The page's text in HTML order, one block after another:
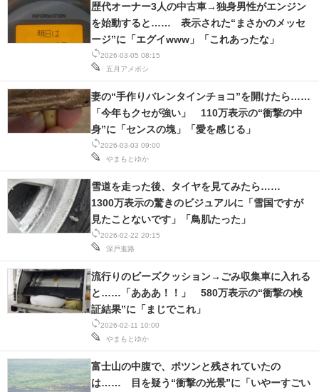
2026-03-05 08:15
五月アメボシ
歴代オーナー3人の中古車→独身男性がエンジン
を始動すると…… 表示された“まさかのメッセ
ージ”に「エグイwww」「これあったな」
2026-03-03 09:00
やまもとゆか
妻の“手作りバレンタインチョコ”を開けたら……
「今年もクセが強い」 110万表示の“衝撃の中
身”に「センスの塊」「愛を感じる」
2026-02-22 20:15
深戸進路
雪道を走った後、タイヤを見てみたら……
1300万表示の驚きのビジュアルに「雪国ですが
見たことないです」「鳥肌たった」
2026-02-11 10:00
やまもとゆか
流行りのビーズクッション→ごみ収集車に入れる
と……「あああ！！」 580万表示の“衝撃の検
証結果”に「まじでこれ」
富士山の中腹で、ポツンと残されていたの
は…… 目を疑う“衝撃の光景”に「いやーすごい